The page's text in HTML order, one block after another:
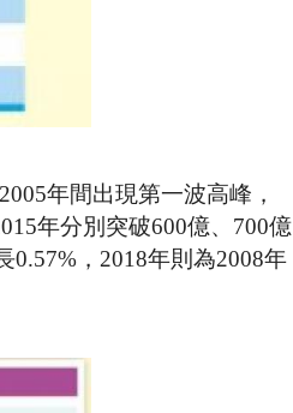
年間出現第一波高峰，
年分別突破600億、700億
0.57%，2018年則為2008年